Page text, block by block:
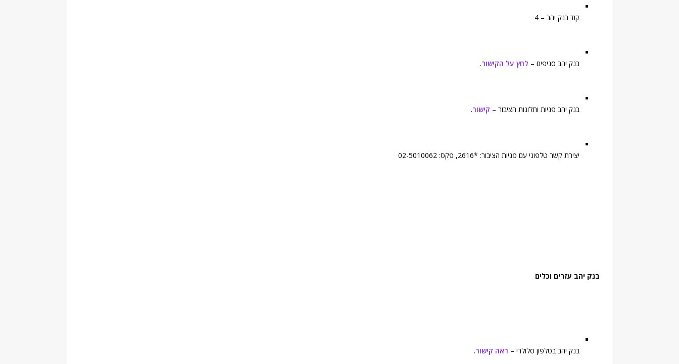
קוד בנק יהב – 4
בנק יהב סניפים – לחץ על הקישור.
בנק יהב פניות ותלונות הציבור – קישור.
יצירת קשר טלפוני עם פניות הציבור: *2616, פקס: 02-5010062
בנק יהב עזרים וכלים
בנק יהב בטלפון סלולרי – ראה קישור.